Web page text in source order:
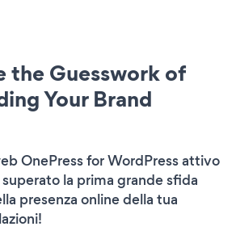
the Guesswork of
Your Brand
OnePress for WordPress attivo
la prima grande sfida
presenza online della tua